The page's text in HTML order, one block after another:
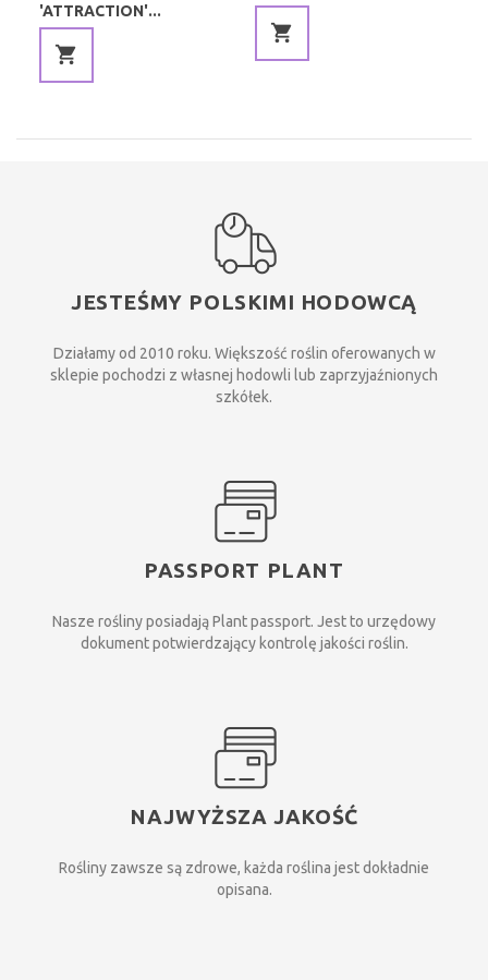
'ATTRACTION'...
JESTEŚMY POLSKIMI HODOWCĄ
Działamy od 2010 roku. Większość roślin oferowanych w
sklepie pochodzi z własnej hodowli lub zaprzyjaźnionych
szkółek.
PASSPORT PLANT
Nasze rośliny posiadają Plant passport. Jest to urzędowy
dokument potwierdzający kontrolę jakości roślin.
NAJWYŻSZA JAKOŚĆ
Rośliny zawsze są zdrowe, każda roślina jest dokładnie
opisana.